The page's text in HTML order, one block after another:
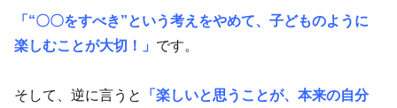
「“〇〇をすべき”という考えをやめて、子どものように
楽しむことが大切！」 です。
そして、逆に言うと
「楽しいと思うことが、本来の自分